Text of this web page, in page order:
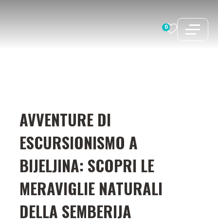
0
AVVENTURE DI
ESCURSIONISMO A
BIJELJINA: SCOPRI LE
MERAVIGLIE NATURALI
DELLA SEMBERIJA